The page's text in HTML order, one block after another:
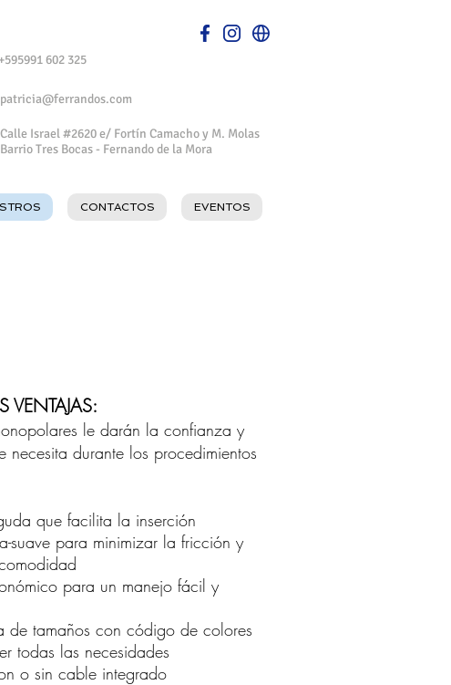
+595991 602 325
patricia@ferrandos.com
Calle Israel #2620 e/ Fortín Camacho y M. Molas
Barrio Tres Bocas - Fernando de la Mora
CONTACTOS EVENTOS
VENTAJAS:
le darán la confianza y
necesita durante los procedimientos
que facilita la inserción
suave para minimizar la fricción y
para un manejo fácil y
de tamaños con código de colores
todas las necesidades
o sin cable integrado